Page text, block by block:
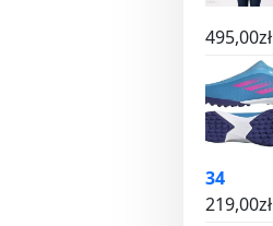
495,00zł
34
219,00zł